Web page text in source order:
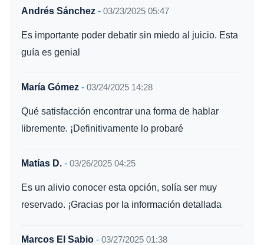
Andrés Sánchez - 03/23/2025 05:47
Es importante poder debatir sin miedo al juicio. Esta
guía es genial
María Gómez - 03/24/2025 14:28
Qué satisfacción encontrar una forma de hablar
libremente. ¡Definitivamente lo probaré
Matías D. - 03/26/2025 04:25
Es un alivio conocer esta opción, solía ser muy
reservado. ¡Gracias por la información detallada
Marcos El Sabio - 03/27/2025 01:38